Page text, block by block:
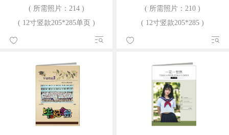
( 所需照片：214 )
( 12寸竖款205*285单页 )
( 所需照片：210 )
( 12寸竖款205*285 )